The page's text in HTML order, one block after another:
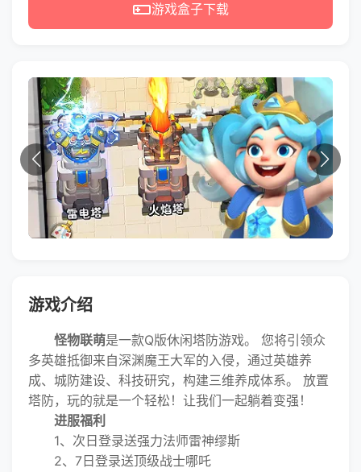
游戏盒子下载
游戏介绍
怪物联萌是一款Q版休闲塔防游戏。 您将引领众
多英雄抵御来自深渊魔王大军的入侵，通过英雄养
成、城防建设、科技研究，构建三维养成体系。 放置
塔防，玩的就是一个轻松！让我们一起躺着变强！
进服福利
1、次日登录送强力法师雷神缪斯
2、7日登录送顶级战士哪吒